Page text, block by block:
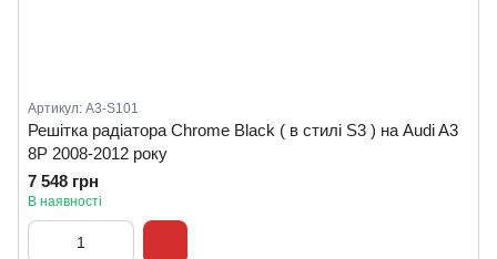
Артикул: A3-S101
Решітка радіатора Chrome Black ( в стилі S3 ) на Audi A3
8P 2008-2012 року
7 548 грн
В наявності